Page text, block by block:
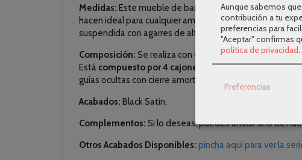
Medidas: Este mueble de baño grande es perfecto
hacen ideal para cualquier ambiente. Este mueble de
suspendida con agarres de alta resistencia con
Composición: Se realiza con una estructura y unos
Está compuesto por 4 cajones , como se aprecia en la
guías ocultas con cierre amortiguado, apertura push y
Acabados: Black Satin.
Complementos: Si lo deseas, puedes añadir uno de
Otros Acabados Disponibles: pincha aquí para ver la
Aunque sabemos
contribución a tu
preferencias para
"Aceptar" confirmas
política de privacidad.
Preferencias